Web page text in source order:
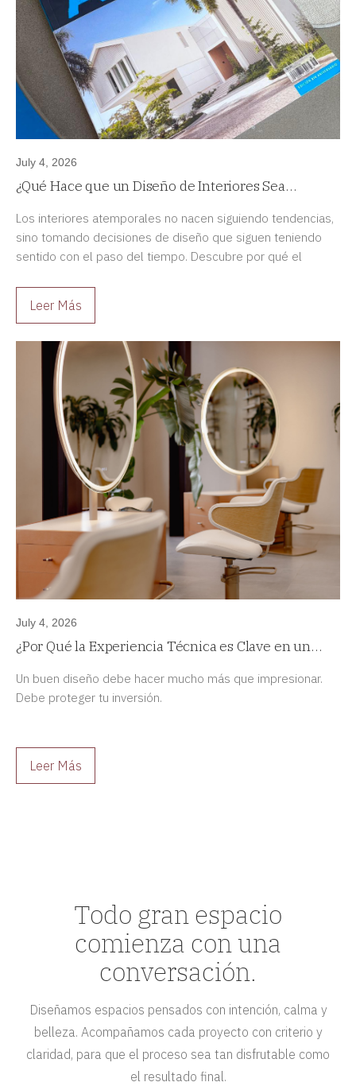
July 4, 2026
¿Qué Hace que un Diseño de Interiores Sea
Los interiores atemporales no nacen siguiendo tendencias,
sino tomando decisiones de diseño que siguen teniendo
sentido con el paso del tiempo. Descubre por qué el
Leer Más
July 4, 2026
¿Por Qué la Experiencia Técnica es Clave en un
Un buen diseño debe hacer mucho más que impresionar.
Debe proteger tu inversión.
Leer Más
Todo gran espacio
comienza con una
conversación.
Diseñamos espacios pensados con intención, calma y
belleza. Acompañamos cada proyecto con criterio y
claridad, para que el proceso sea tan disfrutable como
el resultado final.